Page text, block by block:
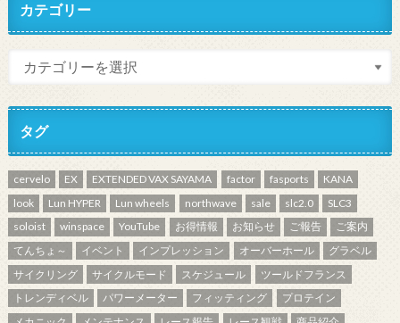
カテゴリー
タグ
cervelo EX EXTENDED VAX SAYAMA factor fasports
KANA
look
Lun HYPER Lun wheels northwave sale slc2.0
SLC3
soloist
winspace YouTube お得情報 お知らせ ご報告
ご案内
てんちょ～
イベント インプレッション オーバーホール
グラベル
サイクリング
サイクルモード スケジュール
ツールドフランス
トレンディベル
パワーメーター フィッティング
プロテイン